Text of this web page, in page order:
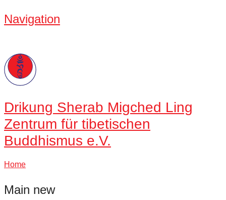
Navigation
Drikung Sherab Migched Ling
Zentrum für tibetischen
Buddhismus e.V.
Home
Main new